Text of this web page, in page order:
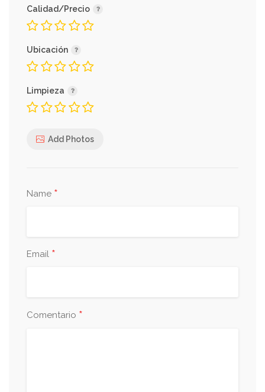
Calidad/Precio
Ubicación
Limpieza
Add Photos
Name *
Email *
Comentario *